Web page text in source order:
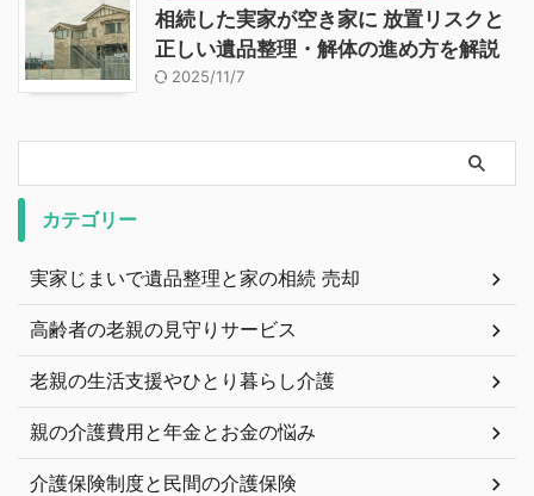
相続した実家が空き家に 放置リスクと
正しい遺品整理・解体の進め方を解説
2025/11/7
カテゴリー
実家じまいで遺品整理と家の相続 売却
高齢者の老親の見守りサービス
老親の生活支援やひとり暮らし介護
親の介護費用と年金とお金の悩み
介護保険制度と民間の介護保険